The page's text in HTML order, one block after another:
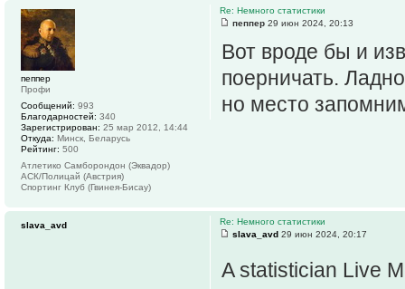
Re: Немного статистики
пеппер 29 июн 2024, 20:13
Вот вроде бы и
поерничать.
но место
пеппер
Профи
Сообщений: 993
Благодарностей: 340
Зарегистрирован: 25 мар 2012, 14:44
Откуда: Минск, Беларусь
Рейтинг: 500
Атлетико Самборондон (Эквадор)
АСК/Полицай (Австрия)
Спортинг Клуб (Гвинея-Бисау)
Re: Немного статистики
slava_avd 29 июн 2024, 20:17
A statistician Live
slava_avd